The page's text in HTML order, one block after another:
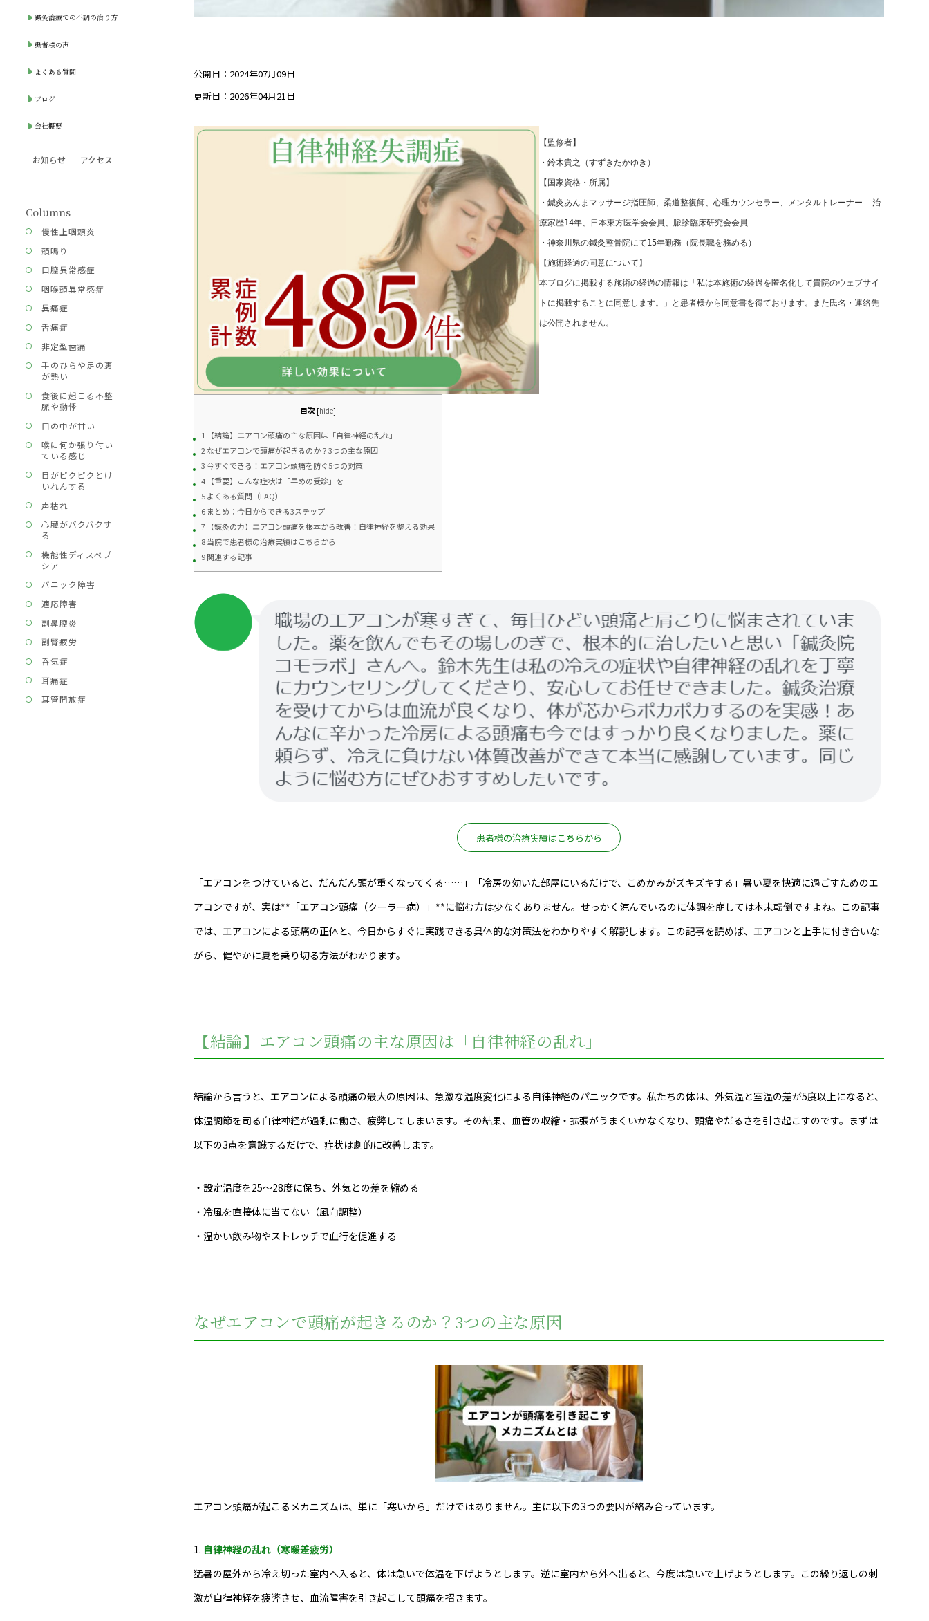
鍼灸治療での不調の治り方
患者様の声
よくある質問
ブログ
会社概要
お知らせ アクセス
Columns
慢性上咽頭炎
頭鳴り
口腔異常感症
咽喉頭異常感症
異痛症
舌痛症
非定型歯痛
手のひらや足の裏
が熱い
食後に起こる不整
脈や動悸
口の中が甘い
喉に何か張り付い
ている感じ
目がピクピクとけ
いれんする
声枯れ
心臓がバクバクす
る
機能性ディスペプ
シア
パニック障害
適応障害
副鼻腔炎
副腎疲労
呑気症
耳痛症
耳管開放症
公開日：2024年07月09日
更新日：2026年04月21日
【監修者】
・鈴木貴之（すずきたかゆき）
【国家資格・所属】
・鍼灸あんまマッサージ指圧師、柔道整復師、心理カウンセラー、メンタルトレーナー  治
療家歴14年、日本東方医学会会員、脈診臨床研究会会員
・神奈川県の鍼灸整骨院にて15年勤務（院長職を務める）
【施術経過の同意について】
本ブログに掲載する施術の経過の情報は「私は本施術の経過を匿名化して貴院のウェブサイ
トに掲載することに同意します。」と患者様から同意書を得ております。また氏名・連絡先
は公開されません。
目次 [hide]
1 【結論】エアコン頭痛の主な原因は「自律神経の乱れ」
2 なぜエアコンで頭痛が起きるのか？3つの主な原因
3 今すぐできる！エアコン頭痛を防ぐ5つの対策
4 【重要】こんな症状は「早めの受診」を
5 よくある質問（FAQ）
6 まとめ：今日からできる3ステップ
7 【鍼灸の力】エアコン頭痛を根本から改善！自律神経を整える効果
8 当院で患者様の治療実績はこちらから
9 関連する記事
患者様の治療実績はこちらから
「エアコンをつけていると、だんだん頭が重くなってくる……」「冷房の効いた部屋にいるだけで、こめかみがズキズキする」暑い夏を快適に過ごすためのエ
アコンですが、実は**「エアコン頭痛（クーラー病）」**に悩む方は少なくありません。せっかく涼んでいるのに体調を崩しては本末転倒ですよね。この記事
では、エアコンによる頭痛の正体と、今日からすぐに実践できる具体的な対策法をわかりやすく解説します。この記事を読めば、エアコンと上手に付き合いな
がら、健やかに夏を乗り切る方法がわかります。
【結論】エアコン頭痛の主な原因は「自律神経の乱れ」
結論から言うと、エアコンによる頭痛の最大の原因は、急激な温度変化による自律神経のパニックです。私たちの体は、外気温と室温の差が5度以上になると、
体温調節を司る自律神経が過剰に働き、疲弊してしまいます。その結果、血管の収縮・拡張がうまくいかなくなり、頭痛やだるさを引き起こすのです。まずは
以下の3点を意識するだけで、症状は劇的に改善します。
・設定温度を25〜28度に保ち、外気との差を縮める
・冷風を直接体に当てない（風向調整）
・温かい飲み物やストレッチで血行を促進する
なぜエアコンで頭痛が起きるのか？3つの主な原因
エアコン頭痛が起こるメカニズムは、単に「寒いから」だけではありません。主に以下の3つの要因が絡み合っています。
1. 自律神経の乱れ（寒暖差疲労）
猛暑の屋外から冷え切った室内へ入ると、体は急いで体温を下げようとします。逆に室内から外へ出ると、今度は急いで上げようとします。この繰り返しの刺
激が自律神経を疲弊させ、血流障害を引き起こして頭痛を招きます。